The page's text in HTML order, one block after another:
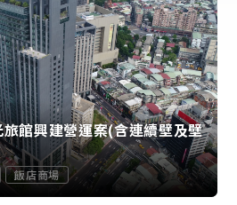
館興建營運案(含連續壁及壁
飯店商場